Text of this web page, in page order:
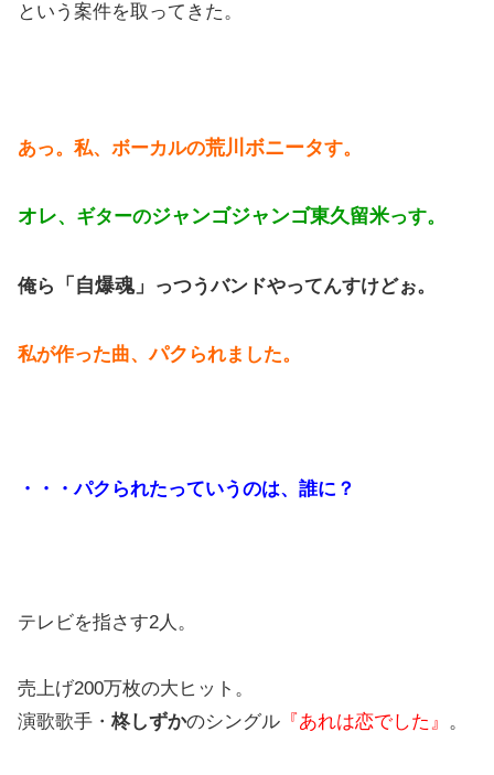
という案件を取ってきた。
あっ。私、ボーカルの荒川ボニータす。
オレ、ギターのジャンゴジャンゴ東久留米っす。
俺ら 「自爆魂」 っつうバンドやってんすけどぉ。
私が作った曲、パク られました。
・・・パクられたっていうのは、誰に？
テレビを指さす2人。
売上げ200万枚の大ヒット。
演歌歌手・ 柊しずかのシングル 『あれは恋でした』 。